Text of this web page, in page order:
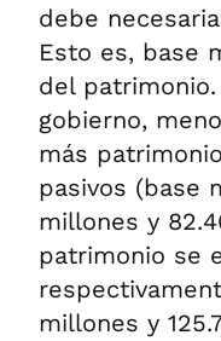
debe
Esto es, base
del
gobierno,
más
pasivos (base
millones y
patrimonio se
millones y